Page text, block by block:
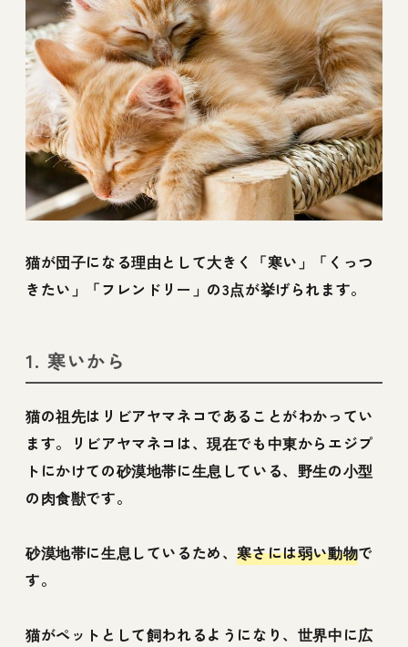
猫が団子になる理由として大きく「寒い」「くっつ
きたい」「フレンドリー」の3点が挙げられます。
1. 寒いから
猫の祖先はリビアヤマネコであることがわかってい
ます。リビアヤマネコは、現在でも中東からエジプ
トにかけての砂漠地帯に生息している、野生の小型
の肉食獣です。
砂漠地帯に生息しているため、寒さには弱い動物で
す。
猫がペットとして飼われるようになり、世界中に広